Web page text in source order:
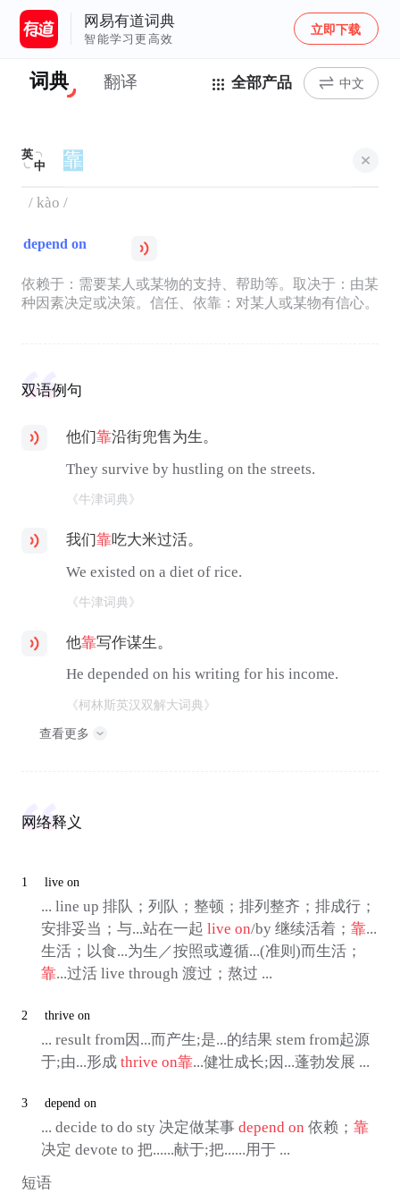
网易有道词典
智能学习更高效
立即下载
词典 翻译 全部产品 中文
英
中
/ kào /
depend on
依赖于：需要某人或某物的支持、帮助等。取决于：由某
种因素决定或决策。信任、依靠：对某人或某物有信心。
双语例句
他们靠沿街兜售为生。
They survive by hustling on the streets.
《牛津词典》
我们靠吃大米过活。
We existed on a diet of rice.
《牛津词典》
他靠写作谋生。
He depended on his writing for his income.
《柯林斯英汉双解大词典》
查看更多
网络释义
1 live on
... line up 排队；列队；整顿；排列整齐；排成行；
安排妥当；与...站在一起 live on/by 继续活着； 靠...
生活；以食...为生／按照或遵循...(准则)而生活；
靠...过活 live through 渡过；熬过 ...
2 thrive on
... result from因...而产生;是...的结果 stem from起源
于;由...形成 thrive on靠...健壮成长;因...蓬勃发展 ...
3 depend on
... decide to do sty 决定做某事 depend on 依赖； 靠
决定 devote to 把......献于;把......用于 ...
短语